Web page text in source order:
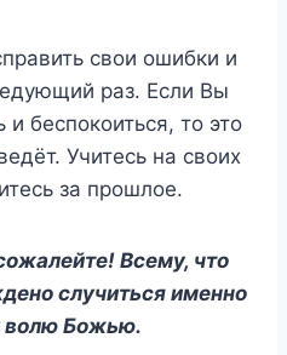
свои ошибки и
раз. Если Вы
и беспокоиться, то это
Учитесь на своих
за прошлое.
Всему, что
случиться именно
волю Божью.